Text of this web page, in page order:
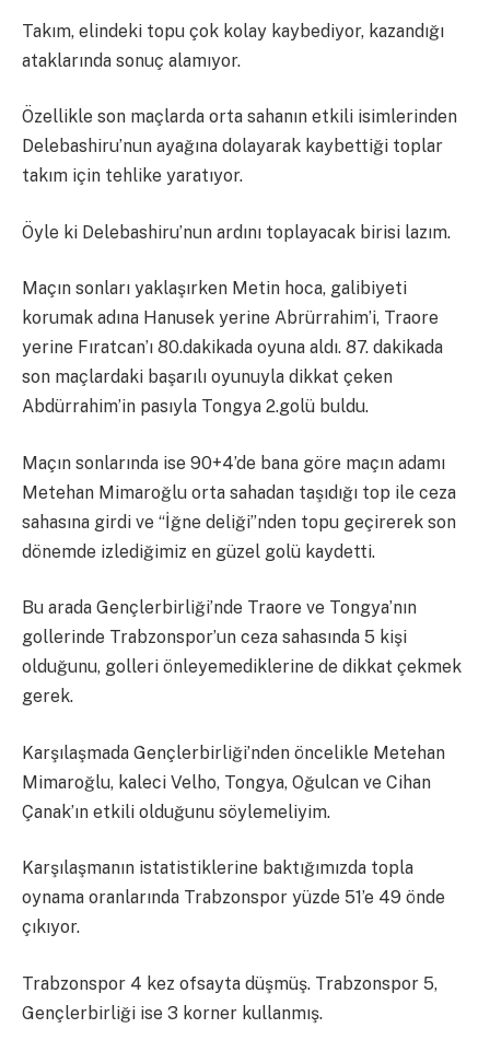
Takım, elindeki topu çok kolay kaybediyor, kazandığı
ataklarında sonuç alamıyor.
Özellikle son maçlarda orta sahanın etkili isimlerinden
Delebashiru’nun ayağına dolayarak kaybettiği toplar
takım için tehlike yaratıyor.
Öyle ki Delebashiru’nun ardını toplayacak birisi lazım.
Maçın sonları yaklaşırken Metin hoca, galibiyeti
korumak adına Hanusek yerine Abrürrahim’i, Traore
yerine Fıratcan’ı 80.dakikada oyuna aldı. 87. dakikada
son maçlardaki başarılı oyunuyla dikkat çeken
Abdürrahim’in pasıyla Tongya 2.golü buldu.
Maçın sonlarında ise 90+4’de bana göre maçın adamı
Metehan Mimaroğlu orta sahadan taşıdığı top ile ceza
sahasına girdi ve “İğne deliği”nden topu geçirerek son
dönemde izlediğimiz en güzel golü kaydetti.
Bu arada Gençlerbirliği’nde Traore ve Tongya’nın
gollerinde Trabzonspor’un ceza sahasında 5 kişi
olduğunu, golleri önleyemediklerine de dikkat çekmek
gerek.
Karşılaşmada Gençlerbirliği’nden öncelikle Metehan
Mimaroğlu, kaleci Velho, Tongya, Oğulcan ve Cihan
Çanak’ın etkili olduğunu söylemeliyim.
Karşılaşmanın istatistiklerine baktığımızda topla
oynama oranlarında Trabzonspor yüzde 51’e 49 önde
çıkıyor.
Trabzonspor 4 kez ofsayta düşmüş. Trabzonspor 5,
Gençlerbirliği ise 3 korner kullanmış.